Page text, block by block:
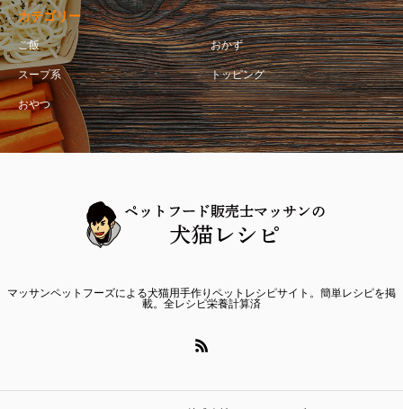
カテゴリー
ご飯 おかず
スープ系 トッピング
おやつ
マッサンペットフーズによる犬猫用手作りペットレシピサイト。簡単レシピを掲
載。全レシピ栄養計算済